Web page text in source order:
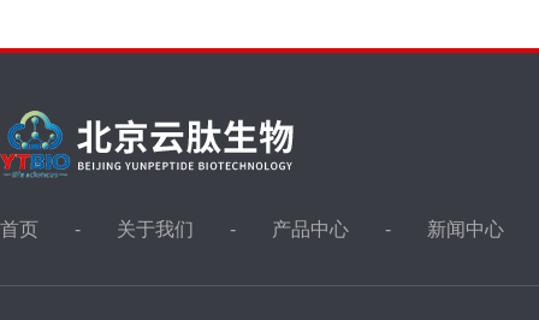
首页 关于我们 产品中心 新闻中心